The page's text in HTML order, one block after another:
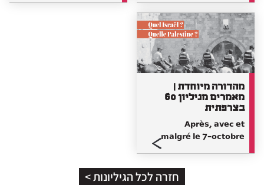
מהדורה מיוחדת |
מאמרים מגיליון 60
בצרפתית
Après, avec et
malgré le 7-octobre
חזרה לכל הגיליונות >